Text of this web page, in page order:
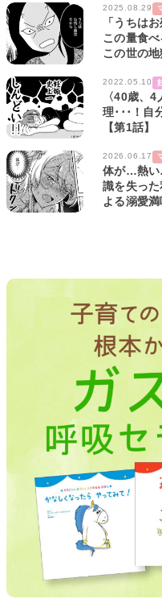
2025.08.29
「うちは
この量食
この世の地
2022.05.10
〈40歳、
理･･･！自
【第1話】
2026.06.17
体が…熱い
識を失っ
よる溺愛